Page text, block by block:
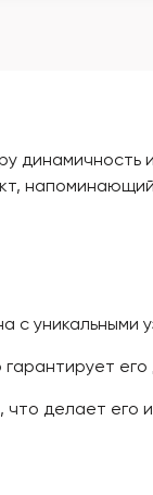
с
его
делает его